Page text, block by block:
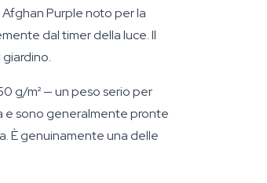
Purple noto per la
dal timer della luce. Il
g/m² — un peso serio per
e sono generalmente pronte
È genuinamente una delle